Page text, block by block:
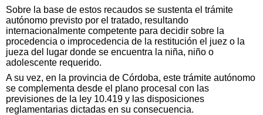
Sobre la base de estos recaudos se sustenta el trámite
autónomo previsto por el tratado, resultando
internacionalmente competente para decidir sobre la
procedencia o improcedencia de la restitución el juez o la
jueza del lugar donde se encuentra la niña, niño o
adolescente requerido.
A su vez, en la provincia de Córdoba, este trámite autónomo
se complementa desde el plano procesal con las
previsiones de la ley 10.419 y las disposiciones
reglamentarias dictadas en su consecuencia.